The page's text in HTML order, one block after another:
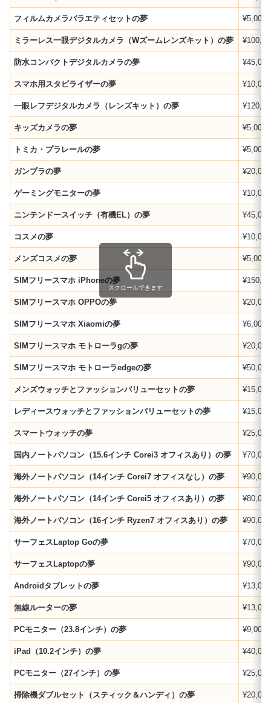
フィルムカメラバラエティセットの夢 ¥5,000
ミラーレス一眼デジタルカメラ（Wズームレンズキット）の夢
防水コンパクトデジタルカメラの夢 ¥45,000
スマホ用スタビライザーの夢 ¥10,000
一眼レフデジタルカメラ（レンズキット）の夢
キッズカメラの夢 ¥5,000
トミカ・プラレールの夢 ¥5,000
ガンプラの夢 ¥20,000
ゲーミングモニターの夢 ¥10,000
ニンテンドースイッチ（有機EL）の夢 ¥45,000
コスメの夢 ¥10,000
メンズコスメの夢 ¥5,000
SIMフリースマホ iPhoneの夢
SIMフリースマホ OPPOの夢 ¥20,000
SIMフリースマホ Xiaomiの夢 ¥6,000
SIMフリースマホ モトローラgの夢 ¥20,000
SIMフリースマホ モトローラedgeの夢 ¥50,000
メンズウォッチとファッションバリューセットの夢 ¥15,000
レディースウォッチとファッションバリューセットの夢 ¥15,000
スマートウォッチの夢 ¥25,000
国内ノートパソコン（15.6インチ Corei3 オフィスあり）の夢 ¥70,000
海外ノートパソコン（14インチ Corei7 オフィスなし）の夢 ¥90,000
海外ノートパソコン（14インチ Corei5 オフィスあり）の夢 ¥80,000
海外ノートパソコン（16インチ Ryzen7 オフィスあり）の夢 ¥90,000
サーフェスLaptop Goの夢 ¥70,000
サーフェスLaptopの夢 ¥90,000
Androidタブレットの夢 ¥13,000
無線ルーターの夢 ¥13,000
PCモニター（23.8インチ）の夢 ¥9,000
iPad（10.2インチ）の夢 ¥40,000
PCモニター（27インチ）の夢 ¥25,000
掃除機ダブルセット（スティック＆ハンディ）の夢 ¥20,000
スクロールできます